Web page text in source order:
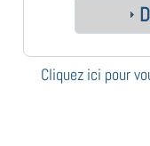
Cliquez ici pour